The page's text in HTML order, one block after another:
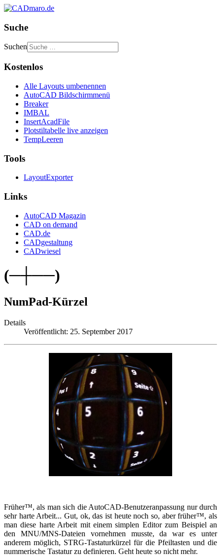
Suche
Suchen
Kostenlos
Alle Layouts umbenennen
AutoCAD Bildschirmmenü
Breaker
IMBAL
InsertAcadFile
Plotstiltabelle live anzeigen
TempLeeren
Tools
LayoutExporter
Links
AutoCAD Magazin
CAD on demand
CAD.de
CADgestaltung
CADwiesel
(─┼──)
NumPad-Kürzel
Details
Veröffentlicht: 25. September 2017
Früher™, als man sich die AutoCAD-Benutzeranpassung nur durch
sehr harte Arbeit... Gut, ok, das ist heute noch so, aber früher™, als
man diese harte Arbeit mit einem simplen Editor zum Beispiel an
den MNU/MNS-Dateien vornehmen musste, da war es unter
anderem möglich, STRG-Tastaturkürzel für die Pfeiltasten und die
nummerische Tastatur zu definieren. Geht heute so nicht mehr.